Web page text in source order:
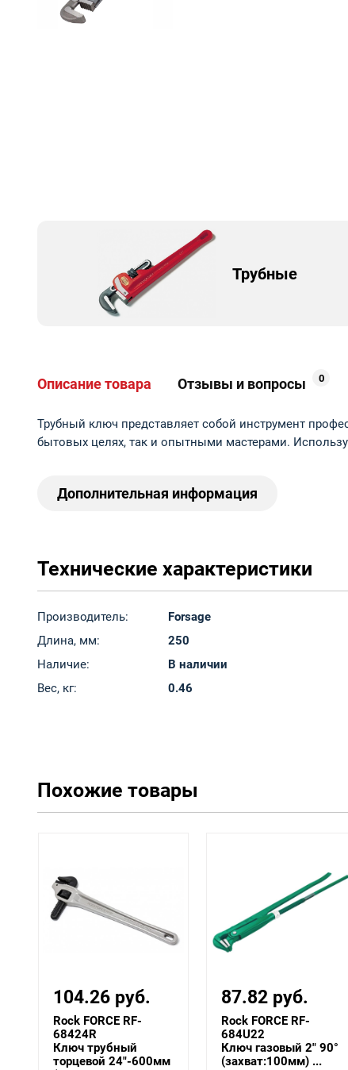
Трубные
Описание товара Отзывы и вопросы 0
Трубный ключ представляет собой инструмент
бытовых целях, так и опытными мастерами.
Дополнительная информация
Технические характеристики
Производитель:
Forsage
Длина, мм:
250
Наличие:
В наличии
Вес, кг:
0.46
Похожие товары
87.82 руб.
Rock FORCE RF-
684U22
Ключ газовый 2" 90°
(захват:100мм) ...
51.03 руб.
Rock FORCE RF-
684U17
Ключ газовый 1.5"
90° (захват:75мм)...